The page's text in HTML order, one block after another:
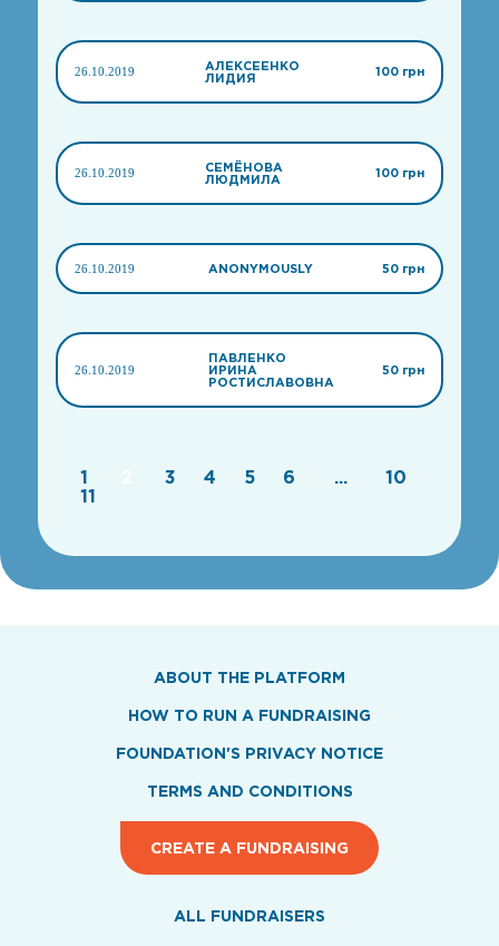
26.10.2019
АЛЕКСЕЕНКО
ЛИДИЯ
100 грн
26.10.2019
СЕМЁНОВА
ЛЮДМИЛА
100 грн
26.10.2019 ANONYMOUSLY 50 грн
26.10.2019
ПАВЛЕНКО
ИРИНА
РОСТИСЛАВОВНА
50 грн
1 3 4 5 6 ...
10
11
ABOUT THE PLATFORM
HOW TO RUN A FUNDRAISING
FOUNDATION'S PRIVACY NOTICE
TERMS AND CONDITIONS
CREATE A FUNDRAISING
ALL FUNDRAISERS